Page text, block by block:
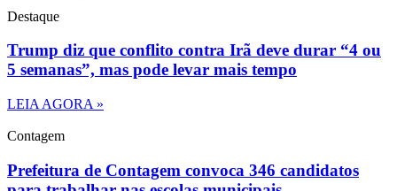
Destaque
Trump diz que conflito contra Irã deve durar “4 ou
5 semanas”, mas pode levar mais tempo
LEIA AGORA »
Contagem
Prefeitura de Contagem convoca 346 candidatos